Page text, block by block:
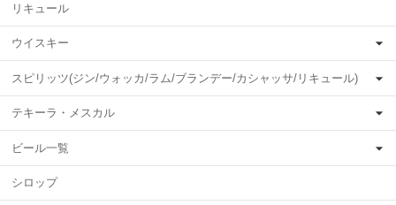
リキュール
ウイスキー
スピリッツ(ジン/ウォッカ/ラム/ブランデー/カシャッサ/リキュール)
テキーラ・メスカル
ビール一覧
シロップ